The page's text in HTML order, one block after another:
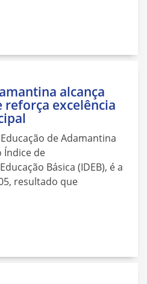
alcança
reforça excelência
de Adamantina
Índice de
Básica (IDEB), é a
resultado que